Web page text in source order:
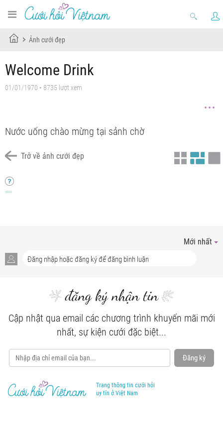
Ảnh cưới đẹp
Welcome Drink
01/01/1970 • 8735 lượt xem
Nước uống chào mừng tại sảnh chờ
Trở về ảnh cưới đẹp
Mới nhất
đăng ký nhận tin
Cập nhật qua email các chương trình khuyến mãi mới
nhất, sự kiện cưới đặc biệt...
Đăng ký
Trang thông tin cưới hỏi
uy tín ở Việt Nam